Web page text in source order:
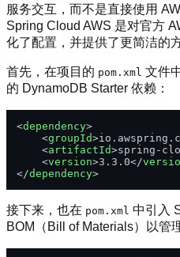
服务交互，而不是直接使用
Spring Cloud AWS 是对官方
化了配置，并提供了更简洁的
首先，在项目的 pom.xml 文件
的 DynamoDB Starter 依赖：
<dependency>
<groupId>
<artifactId>spring-
<version>3.3.0</
</dependency>
接下来，也在 pom.xml 中引入
BOM（Bill of Materials）以管